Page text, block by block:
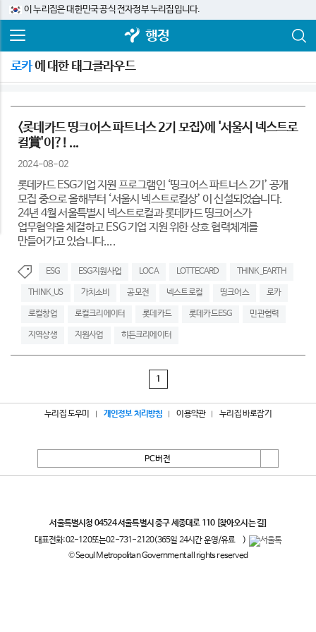
이 누리집은 대한민국 공식 전자정부 누리집입니다.
행정
로카에 대한 태그클라우드
<롯데카드 띵크어스 파트너스 2기 모집>에 '서울시 넥스트로
컬賞'이?! ...
2024-08-02
롯데카드 ESG기업 지원 프로그램인 ‘띵크어스 파트너스 2기’ 공개
모집 중으로 올해부터 ‘서울시 넥스트로컬상’ 이 신설되었습니다.
24년 4월 서울특별시 넥스트로컬과 롯데카드 띵크어스가
업무협약을 체결하고 ESG 기업 지원 위한 상호 협력체계를
만들어가고 있습니다....
ESG ESG지원사업 LOCA LOTTECARD THINK_EARTH
THINK_US 가치소비 공모전 넥스트로컬 띵크어스 로카
로컬창업 로컬크리에이터 롯데카드 롯데카드ESG 민관협력
지역상생 지원사업 히든크리에이터
1
누리집 도우미 개인정보 처리방침 이용약관 누리집 바로잡기
PC버전
서울특별시청 04524 서울특별시 중구 세종대로 110 [찾아오시는 길]
대표전화:02-120또는02-731-2120(365일 24시간 운영/유료
)
© Seoul Metropolitan Government all rights reserved